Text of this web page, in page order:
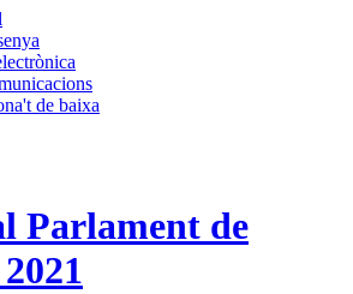
de baixa
Parlament de